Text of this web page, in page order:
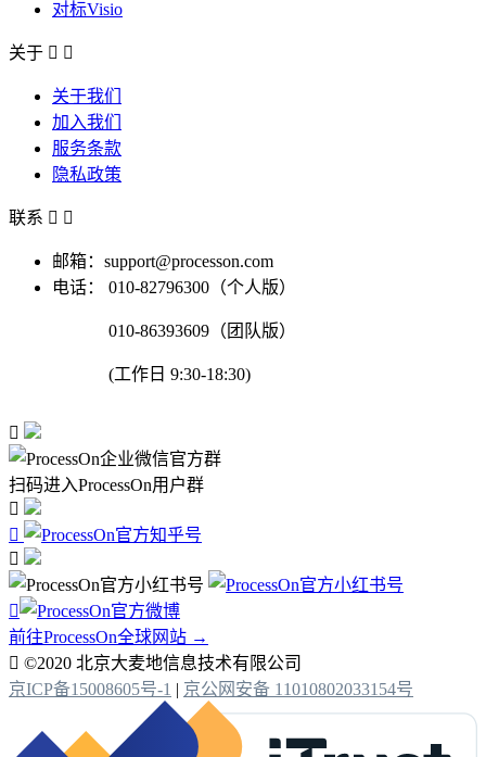
对标Visio
关于  
关于我们
加入我们
服务条款
隐私政策
联系  
邮箱：support@processon.com
电话：
010-82796300（个人版）
010-86393609（团队版）
(工作日 9:30-18:30)

扫码进入ProcessOn用户群




前往ProcessOn全球网站 →
 ©2020 北京大麦地信息技术有限公司
京ICP备15008605号-1 | 京公网安备 11010802033154号